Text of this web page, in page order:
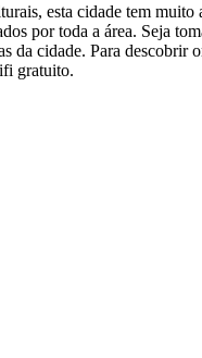
esta cidade tem muito
por toda a área. Seja
cidade. Para descobrir
gratuito.